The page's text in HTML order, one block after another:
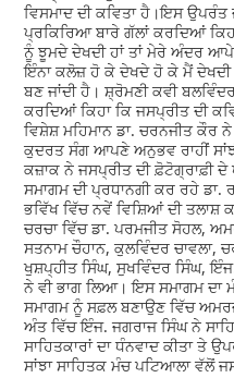
ਵਿਸਮਾਦ ਦੀ ਕਵਿਤਾ ਹੈ।ਇਸ
ਪ੍ਰਕਿਰਿਆ ਬਾਰੇ ਗੱਲਾਂ ਕਰਦਿਆਂ
ਨੂੰ ਝੂਮਦੇ ਦੇਖਦੀ ਹਾਂ ਤਾਂ ਮੇਰੇ ਅੰਦਰ
ਇੰਨਾ ਕਲੋਜ਼ ਹੋ ਕੇ ਦੇਖਦੇ ਹੋ ਕੇ ਮੈਂ ਦੇਖਦੀ
ਬਣ ਜਾਂਦੀ ਹੈ। ਸ਼੍ਰੋਮਣੀ ਕਵੀ
ਕਰਦਿਆਂ ਕਿਹਾ ਕਿ ਜਸਪ੍ਰੀਤ ਦੀ
ਵਿਸ਼ੇਸ਼ ਮਹਿਮਾਨ ਡਾ. ਚਰਨਜੀਤ
ਕੁਦਰਤ ਸੰਗ ਆਪਣੇ ਅਨੁਭਵ ਰਾਹੀਂ
ਕਜ਼ਾਕ ਨੇ ਜਸਪ੍ਰੀਤ ਦੀ ਫ਼ੋਟੋਗ੍ਰਾਫ਼ੀ
ਸਮਾਗਮ ਦੀ ਪ੍ਰਧਾਨਗੀ ਕਰ ਰਹੇ ਡਾ.
ਭਵਿੱਖ ਵਿੱਚ ਨਵੇਂ ਵਿਸ਼ਿਆਂ ਦੀ ਤਲਾਸ਼
ਚਰਚਾ ਵਿੱਚ ਡਾ. ਪਰਮਜੀਤ ਸੋਹਲ,
ਸਤਨਾਮ ਚੌਹਾਨ, ਕੁਲਵਿੰਦਰ ਚਾਵਲਾ,
ਖੁਸ਼ਪ੍ਹੀਤ ਸਿੰਘ, ਸੁਖਵਿੰਦਰ ਸਿੰਘ,
ਨੇ ਵੀ ਭਾਗ ਲਿਆ। ਇਸ ਸਮਾਗਮ ਦਾ
ਸਮਾਗਮ ਨੂੰ ਸਫ਼ਲ ਬਣਾਉਣ ਵਿੱਚ
ਅੰਤ ਵਿੱਚ ਇੰਜ. ਜਗਰਾਜ ਸਿੰਘ ਨੇ
ਸਾਹਿਤਕਾਰਾਂ ਦਾ ਧੰਨਵਾਦ ਕੀਤਾ ਤੇ
ਸਾਂਝਾ ਸਾਹਿਤਕ ਮੰਚ ਪਟਿਆਲਾ ਵੱਲੋਂ